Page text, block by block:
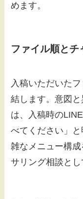
めます。
ファイル順と
入稿いただいた
結します。意図
は、入稿時の
べてください」
雑なメニュー構
サリング相談とし